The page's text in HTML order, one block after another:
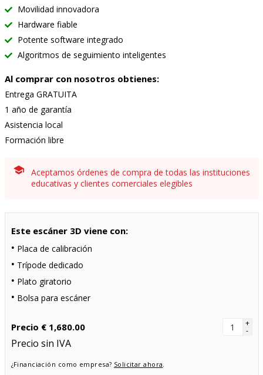
Movilidad innovadora
Hardware fiable
Potente software integrado
Algoritmos de seguimiento inteligentes
Al comprar con nosotros obtienes:
Entrega GRATUITA
1 año de garantía
Asistencia local
Formación libre
Aceptamos órdenes de compra de todas las instituciones
educativas y clientes comerciales elegibles
Este escáner 3D viene con:
Placa de calibración
Trípode dedicado
Plato giratorio
Bolsa para escáner
Precio € 1,680.00 +
-
Precio sin IVA
¿Financiación como empresa? Solicitar ahora.